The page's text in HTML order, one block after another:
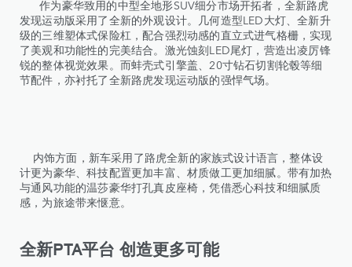
作为豪华致用的中型全地形SUV细分市场开拓者，全新路虎
发现运动版采用了全新的外观设计。几何造型LED大灯、全新升
级的三维塑体式保险杠，配合强烈动感的直立式进气格栅，实现
了美观和功能性的完美结合。激光蚀刻LED尾灯，营造出凌厉锋
锐的整体视觉效果。而蚌壳式引擎盖、20寸钻石切割轮毂等细
节配件，亦衬托了全新路虎发现运动版的强悍气场。
内饰方面，新车采用了路虎全新的家族式设计语言，整体设
计更为豪华、科技配置更加丰富、材质做工更加细腻。带有加热
与通风功能的温莎豪华打孔真皮座椅，凭借悉心科技和细腻质
感，为旅途带来惬意。
全新PTA平台 创造更多可能